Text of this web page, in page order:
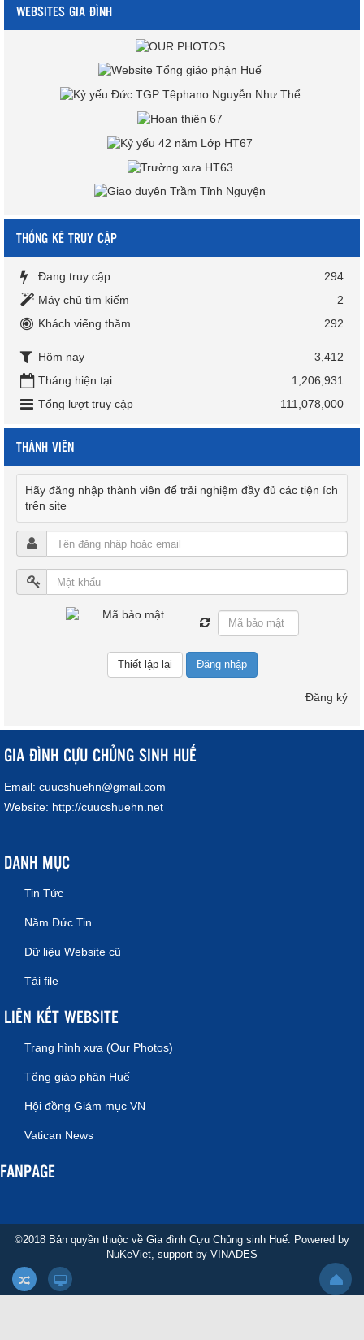
WEBSITES GIA ĐÌNH
THỐNG KÊ TRUY CẬP
Đang truy cập
294
Máy chủ tìm kiếm
2
Khách viếng thăm
292
Hôm nay
3,412
Tháng hiện tại
1,206,931
Tổng lượt truy cập
111,078,000
THÀNH VIÊN
Hãy đăng nhập thành viên để trải nghiệm đầy đủ các tiện ích
trên site
Đăng nhập
Đăng ký
GIA ĐÌNH CỰU CHỦNG SINH HUẾ
Email: cuucshuehn@gmail.com
Website: http://cuucshuehn.net
DANH MỤC
Tin Tức
Năm Đức Tin
Dữ liệu Website cũ
Tải file
LIÊN KẾT WEBSITE
Trang hình xưa (Our Photos)
Tổng giáo phận Huế
Hội đồng Giám mục VN
Vatican News
FANPAGE
©2018 Bản quyền thuộc về Gia đình Cựu Chủng sinh Huế. Powered by
NuKeViet, support by VINADES